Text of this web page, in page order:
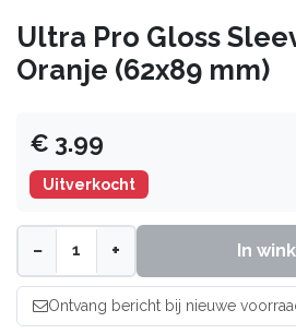
Ultra Pro Gloss
Oranje (62x89 mm)
€ 3.99
Uitverkocht
− + In
Ontvang bericht bij nieuwe